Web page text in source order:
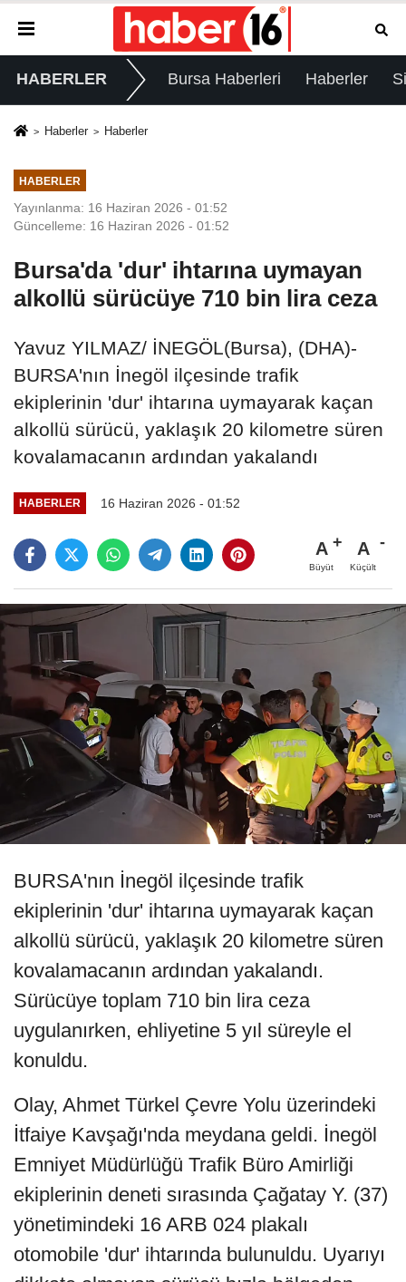
HABERLER Bursa Haberleri Haberler
Haberler Haberler
HABERLER
Yayınlanma: 16 Haziran 2026 - 01:52
Güncelleme: 16 Haziran 2026 - 01:52
Bursa'da 'dur' ihtarına uymayan
alkollü sürücüye 710 bin lira ceza
Yavuz YILMAZ/ İNEGÖL(Bursa), (DHA)-
BURSA'nın İnegöl ilçesinde trafik
ekiplerinin 'dur' ihtarına uymayarak kaçan
alkollü sürücü, yaklaşık 20 kilometre süren
kovalamacanın ardından yakalandı
HABERLER 16 Haziran 2026 - 01:52
A
Büyüt
A
Küçült
BURSA'nın İnegöl ilçesinde trafik
ekiplerinin 'dur' ihtarına uymayarak kaçan
alkollü sürücü, yaklaşık 20 kilometre süren
kovalamacanın ardından yakalandı.
Sürücüye toplam 710 bin lira ceza
uygulanırken, ehliyetine 5 yıl süreyle el
konuldu.
Olay, Ahmet Türkel Çevre Yolu üzerindeki
İtfaiye Kavşağı'nda meydana geldi. İnegöl
Emniyet Müdürlüğü Trafik Büro Amirliği
ekiplerinin deneti sırasında Çağatay Y. (37)
yönetimindeki 16 ARB 024 plakalı
otomobile 'dur' ihtarında bulunuldu. Uyarıyı